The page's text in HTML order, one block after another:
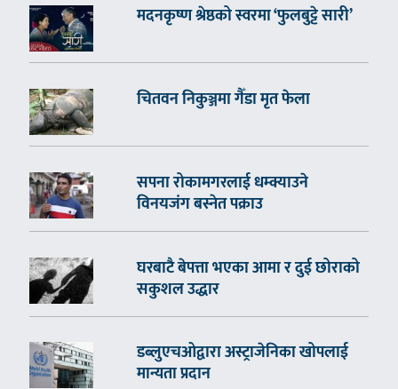
मदनकृष्ण श्रेष्ठको स्वरमा ‘फुलबुट्टे सारी’
चितवन निकुञ्जमा गैँडा मृत फेला
सपना रोकामगरलाई धम्क्याउने
विनयजंग बस्नेत पक्राउ
घरबाटै बेपत्ता भएका आमा र दुई छोराको
सकुशल उद्धार
डब्लुएचओद्वारा अस्ट्राजेनिका खोपलाई
मान्यता प्रदान